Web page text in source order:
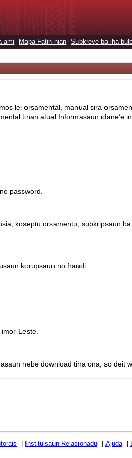
ami Mapa Fatin nian Subkreve ba iha
lei orsamental, manual sira
tinan atual.Informasaun idane’e
password.
koseptu orsamentu; subkripsaun
korupsaun no fraudi.
Leste.
nebe download tiha ona, so deit
Instituisaun Relasionadu Ajuda